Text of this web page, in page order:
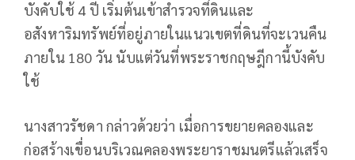
บังคับใช้ 4 ปี เริ่มต้นเข้าสำรวจที่ดินและ
อสังหาริมทรัพย์ที่อยู่ภายในแนวเขตที่ดินที่จะเวนคืน
ภายใน 180 วัน นับแต่วันที่พระราชกฤษฎีกานี้บังคับ
ใช้
นางสาวรัชดา กล่าวด้วยว่า เมื่อการขยายคลองและ
ก่อสร้างเขื่อนบริเวณคลองพระยาราชมนตรีแล้วเสร็จ